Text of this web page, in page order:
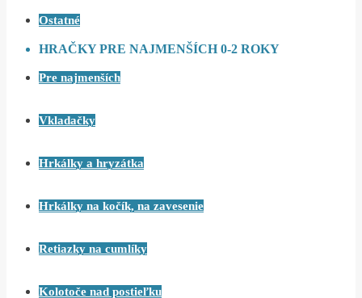
Ostatné
HRAČKY PRE NAJMENŠÍCH 0-2 ROKY
Pre najmenších
Vkladačky
Hrkálky a hryzátka
Hrkálky na kočík, na zavesenie
Retiazky na cumlíky
Kolotoče nad postieľku